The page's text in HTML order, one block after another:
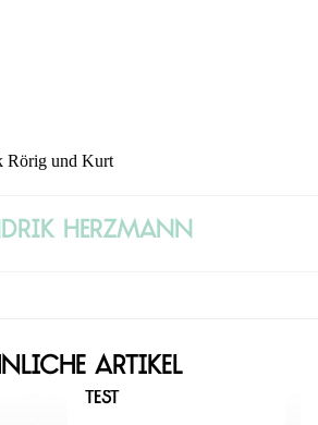
Rörig und Kurt
Herzmann
Artikel
test